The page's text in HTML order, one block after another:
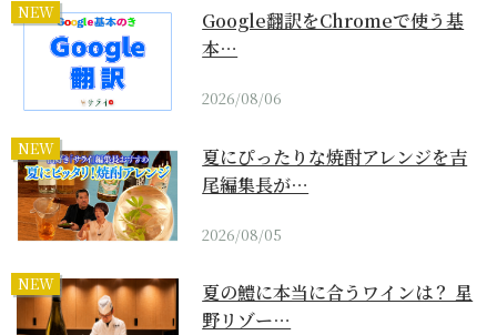
NEW
Google翻訳をChromeで使う基
本…
2026/08/06
NEW
夏にぴったりな焼酎アレンジを吉
尾編集長が…
2026/08/05
NEW
夏の鱧に本当に合うワインは？ 星
野リゾー…